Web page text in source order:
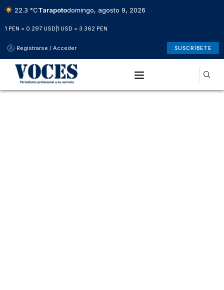
22.3 °CTarapotodomingo, agosto 9, 2026
1 PEN = 0.297 USD 1 USD = 3.362 PEN
Registrarse / Acceder SUSCRÍBETE